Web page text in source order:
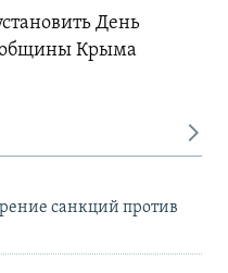
День
общины Крыма
санкций против